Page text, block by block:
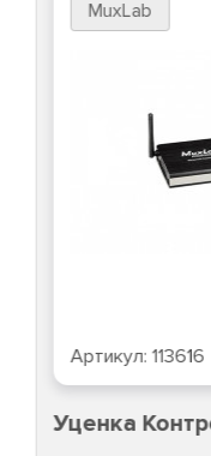
MuxLab
Артикул: 113616
Уценка